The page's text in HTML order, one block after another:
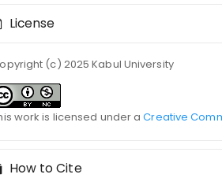
License
(c) 2025 Kabul University
work is licensed under aCreative
How to Cite